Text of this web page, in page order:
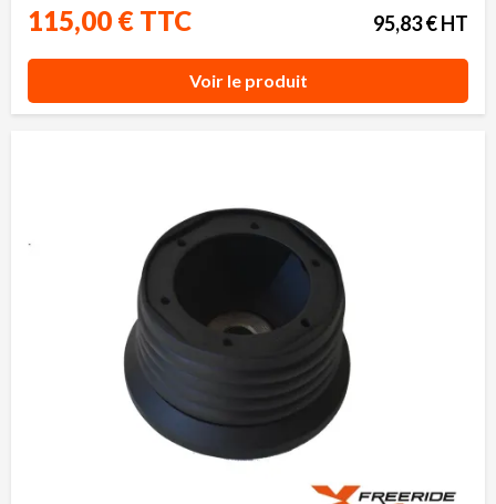
115,00 € TTC 95,83 € HT
Voir le produit